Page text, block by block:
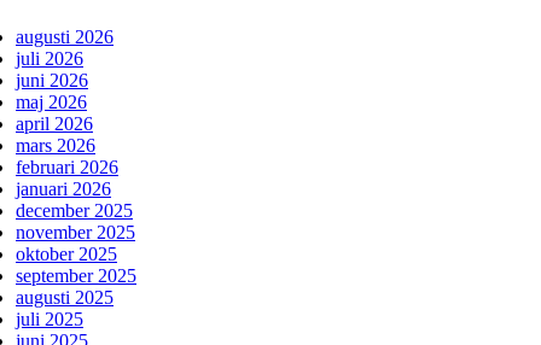
augusti 2026
juli 2026
juni 2026
maj 2026
april 2026
mars 2026
februari 2026
januari 2026
december 2025
november 2025
oktober 2025
september 2025
augusti 2025
juli 2025